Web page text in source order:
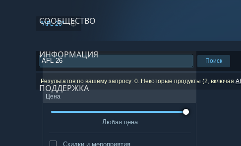
СООБЩЕСТВО
ИНФОРМАЦИЯ
ПОДДЕРЖКА
"AFL 26"
Поиск
Результатов по вашему запросу: 0. Некоторые продукты (2, включая
Цена
Любая цена
Скидки и мероприятия